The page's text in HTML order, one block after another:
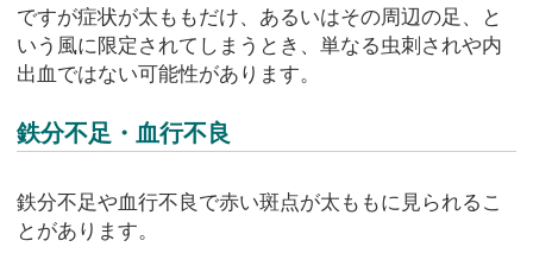
ですが症状が太ももだけ、あるいはその周辺の足、と
いう風に限定されてしまうとき、単なる虫刺されや内
出血ではない可能性があります。
鉄分不足・血行不良
鉄分不足や血行不良で赤い斑点が太ももに見られるこ
とがあります。